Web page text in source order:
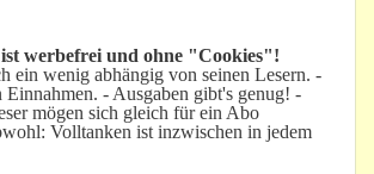
ist werbefrei und ohne "Cookies"!
ein wenig abhängig von seinen Lesern. -
Einnahmen. - Ausgaben gibt's genug! -
mögen sich gleich für ein Abo
Volltanken ist inzwischen in jedem